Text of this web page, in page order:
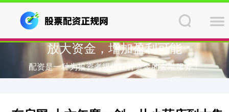
放大资金，增加盈利可能
配资是一种为投资者提供杠杆资金的金融服务！